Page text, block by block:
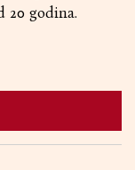
20 godina.